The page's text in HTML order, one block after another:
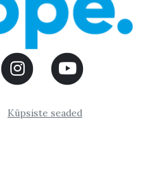
Küpsiste seaded